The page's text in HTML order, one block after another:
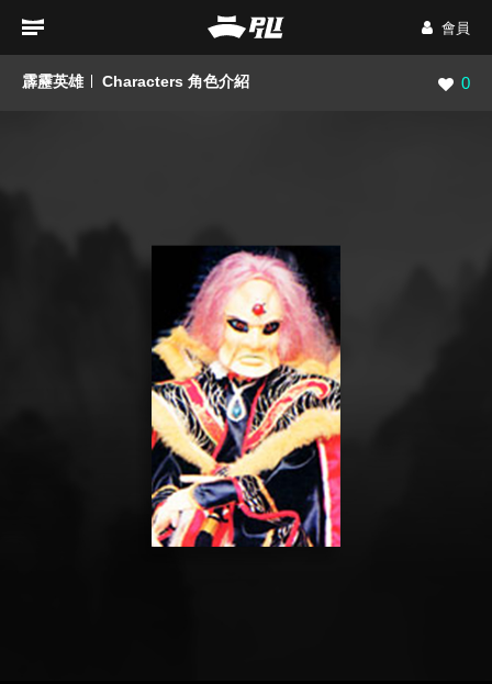
會員
霹靂英雄 Characters 角色介紹 瀏覽
0